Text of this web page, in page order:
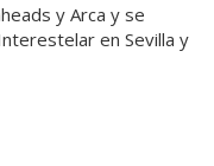
y Arca y se
en Sevilla y